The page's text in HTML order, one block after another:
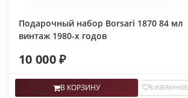
Подарочный набор Borsari 1870 84 мл
винтаж 1980-х годов
10 000 ₽
В КОРЗИНУ В ИЗБРАННОЕ